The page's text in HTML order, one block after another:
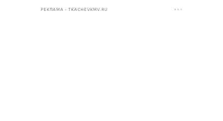
РЕКЛАМА • TKACHEVKMV.RU